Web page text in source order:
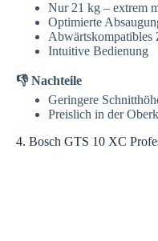
Nur 21 kg – extrem
Optimierte
Abwärtskompatibles
Intuitive Bedienung
👎 Nachteile
Geringere
Preislich in der
4. Bosch GTS 10 XC